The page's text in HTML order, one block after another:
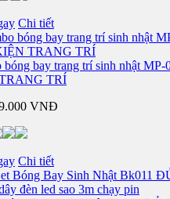
Chi tiết
bóng bay trang trí sinh nhật
TRÍ
VNĐ
Chi tiết